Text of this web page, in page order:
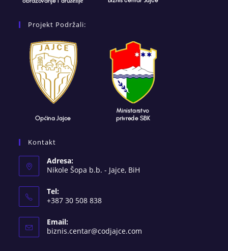
Projekt Podržali:
Kontakt
Adresa:
Nikole Šopa b.b. - Jajce, BiH
Tel:
+387 30 508 838
Email:
biznis.centar@codjajce.com